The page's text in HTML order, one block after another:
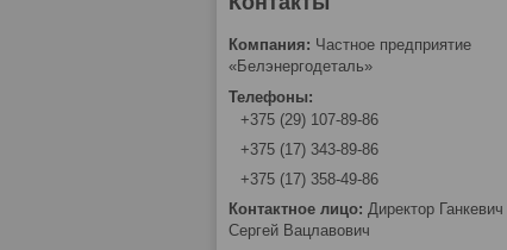
Частное предприятие
«Белэнергодеталь»
+375 (29) 107-89-86
+375 (17) 343-89-86
+375 (17) 358-49-86
Директор Ганкевич
Сергей Вацлавович